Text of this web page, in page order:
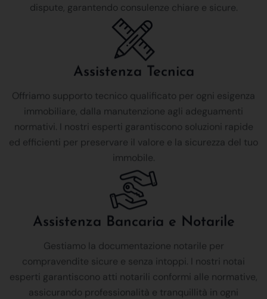
dispute, garantendo consulenze chiare e sicure.
Assistenza Tecnica
Offriamo supporto tecnico qualificato per ogni esigenza
immobiliare, dalla manutenzione agli adeguamenti
normativi. I nostri esperti garantiscono soluzioni rapide
ed efficienti per preservare il valore e la sicurezza del tuo
immobile.
Assistenza Bancaria e Notarile
Gestiamo la documentazione notarile per
compravendite sicure e senza intoppi. I nostri notai
esperti garantiscono atti notarili conformi alle normative,
assicurando professionalità e tranquillità in ogni